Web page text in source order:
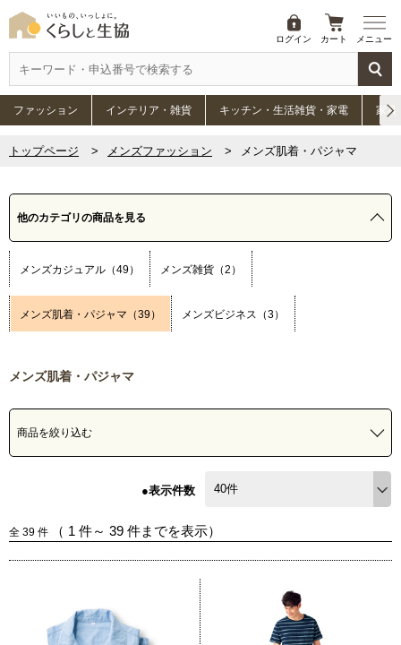
ログイン カート メニュー
ファッション インテリア・雑貨 キッチン・生活雑貨・家電 家具
トップページ メンズファッション メンズ肌着・パジャマ
他のカテゴリの商品を見る
メンズカジュアル（49） メンズ雑貨（2）
メンズ肌着・パジャマ（39） メンズビジネス（3）
メンズ肌着・パジャマ
商品を絞り込む
●表示件数
全 39 件 （ 1 件～ 39 件までを表示）